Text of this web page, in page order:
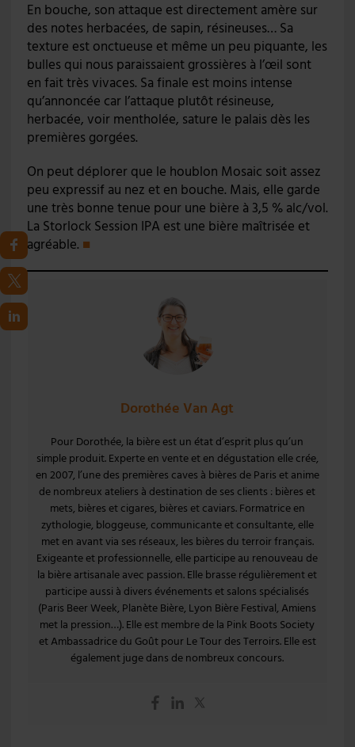
En bouche, son attaque est directement amère sur
des notes herbacées, de sapin, résineuses… Sa
texture est onctueuse et même un peu piquante, les
bulles qui nous paraissaient grossières à l’œil sont
en fait très vivaces. Sa finale est moins intense
qu’annoncée car l’attaque plutôt résineuse,
herbacée, voir mentholée, sature le palais dès les
premières gorgées.
On peut déplorer que le houblon Mosaic soit assez
peu expressif au nez et en bouche. Mais, elle garde
une très bonne tenue pour une bière à 3,5 % alc/vol.
La Storlock Session IPA est une bière maîtrisée et
agréable. ■
Dorothée Van Agt
Pour Dorothée, la bière est un état d’esprit plus qu’un
simple produit. Experte en vente et en dégustation elle crée,
en 2007, l’une des premières caves à bières de Paris et anime
de nombreux ateliers à destination de ses clients : bières et
mets, bières et cigares, bières et caviars. Formatrice en
zythologie, bloggeuse, communicante et consultante, elle
met en avant via ses réseaux, les bières du terroir français.
Exigeante et professionnelle, elle participe au renouveau de
la bière artisanale avec passion. Elle brasse régulièrement et
participe aussi à divers événements et salons spécialisés
(Paris Beer Week, Planète Bière, Lyon Bière Festival, Amiens
met la pression…). Elle est membre de la Pink Boots Society
et Ambassadrice du Goût pour Le Tour des Terroirs. Elle est
également juge dans de nombreux concours.